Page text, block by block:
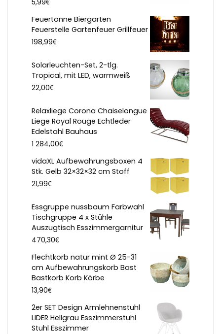
5,99
Feuertonne Biergarten
Feuerstelle Gartenfeuer Grillfeuer
198,99€
Solarleuchten-Set, 2-tlg.
Tropical, mit LED, warmweiß
22,00€
Relaxliege Corona Chaiselongue
Liege Royal Rouge Echtleder
Edelstahl Bauhaus
1 284,00€
vidaXL Aufbewahrungsboxen 4
Stk. Gelb 32×32×32 cm Stoff
21,99€
Essgruppe nussbaum Farbwahl
Tischgruppe 4 x Stühle
Auszugtisch Esszimmergarnitur
470,30€
Flechtkorb natur mint Ø 25-31
cm Aufbewahrungskorb Bast
Bastkorb Korb Körbe
13,90€
2er SET Design Armlehnenstuhl
LIDER Hellgrau Esszimmerstuhl
Stuhl Esszimmer